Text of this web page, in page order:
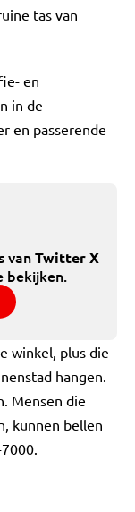
tas van
en
in de
en passerende
vanTwitter X
bekijken.
winkel, plus die
hangen.
Mensen die
kunnen bellen